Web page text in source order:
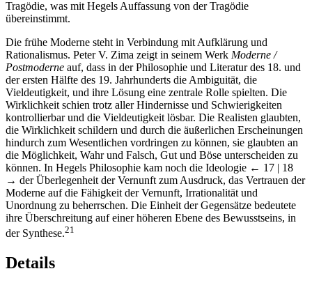
Tragödie, was mit Hegels Auffassung von der Tragödie
übereinstimmt.
Die frühe Moderne steht in Verbindung mit Aufklärung und
Rationalismus. Peter V. Zima zeigt in seinem Werk Moderne /
Postmoderne auf, dass in der Philosophie und Literatur des 18. und
der ersten Hälfte des 19. Jahrhunderts die Ambiguität, die
Vieldeutigkeit, und ihre Lösung eine zentrale Rolle spielten. Die
Wirklichkeit schien trotz aller Hindernisse und Schwierigkeiten
kontrollierbar und die Vieldeutigkeit lösbar. Die Realisten glaubten,
die Wirklichkeit schildern und durch die äußerlichen Erscheinungen
hindurch zum Wesentlichen vordringen zu können, sie glaubten an
die Möglichkeit, Wahr und Falsch, Gut und Böse unterscheiden zu
können. In Hegels Philosophie kam noch die Ideologie ← 17 | 18
→ der Überlegenheit der Vernunft zum Ausdruck, das Vertrauen der
Moderne auf die Fähigkeit der Vernunft, Irrationalität und
Unordnung zu beherrschen. Die Einheit der Gegensätze bedeutete
ihre Überschreitung auf einer höheren Ebene des Bewusstseins, in
der Synthese.21
Details